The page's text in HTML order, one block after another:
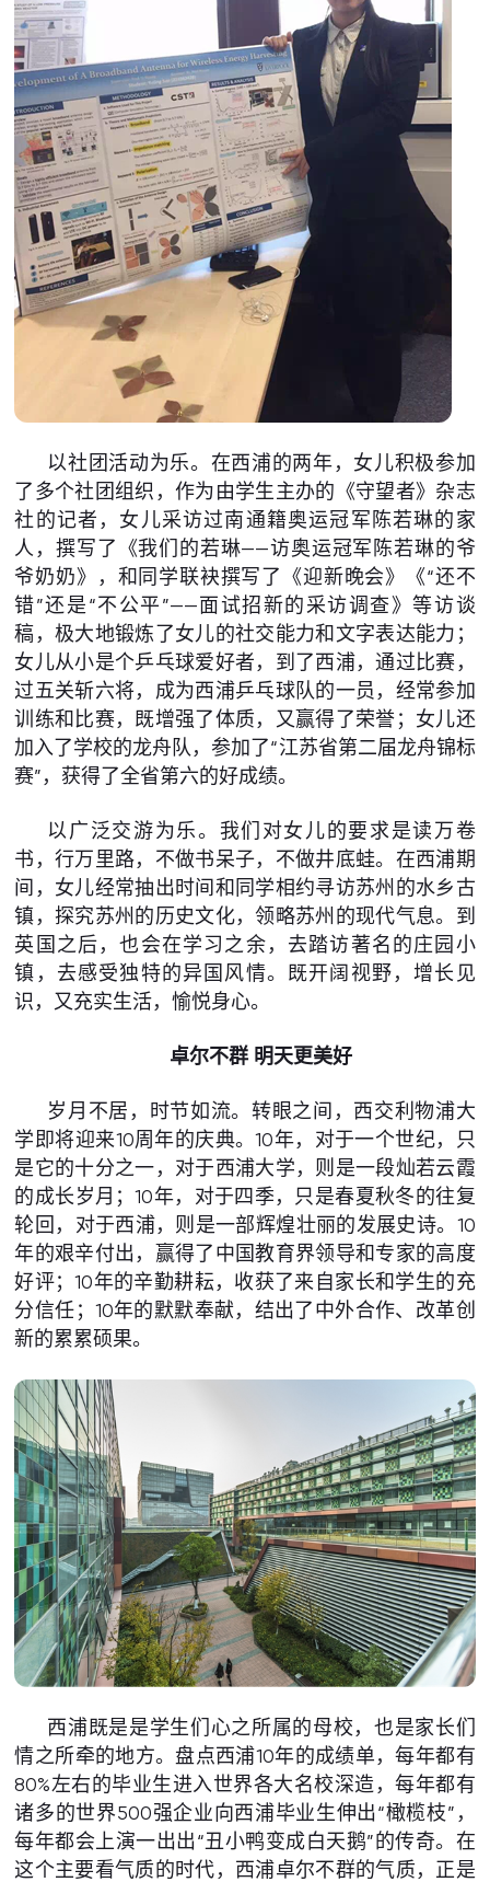
以社团活动为乐。在西浦的两年，女儿积极参加
了多个社团组织，作为由学生主办的《守望者》杂志
社的记者，女儿采访过南通籍奥运冠军陈若琳的家
人，撰写了《我们的若琳——访奥运冠军陈若琳的爷
爷奶奶》，和同学联袂撰写了《迎新晚会》《“还不
错”还是“不公平”——面试招新的采访调查》等访谈
稿，极大地锻炼了女儿的社交能力和文字表达能力；
女儿从小是个乒乓球爱好者，到了西浦，通过比赛，
过五关斩六将，成为西浦乒乓球队的一员，经常参加
训练和比赛，既增强了体质，又赢得了荣誉；女儿还
加入了学校的龙舟队，参加了“江苏省第二届龙舟锦标
赛”，获得了全省第六的好成绩。
以广泛交游为乐。我们对女儿的要求是读万卷
书，行万里路，不做书呆子，不做井底蛙。在西浦期
间，女儿经常抽出时间和同学相约寻访苏州的水乡古
镇，探究苏州的历史文化，领略苏州的现代气息。到
英国之后，也会在学习之余，去踏访著名的庄园小
镇，去感受独特的异国风情。既开阔视野，增长见
识，又充实生活，愉悦身心。
卓尔不群 明天更美好
岁月不居，时节如流。转眼之间，西交利物浦大
学即将迎来10周年的庆典。10年，对于一个世纪，只
是它的十分之一，对于西浦大学，则是一段灿若云霞
的成长岁月；10年，对于四季，只是春夏秋冬的往复
轮回，对于西浦，则是一部辉煌壮丽的发展史诗。10
年的艰辛付出，赢得了中国教育界领导和专家的高度
好评；10年的辛勤耕耘，收获了来自家长和学生的充
分信任；10年的默默奉献，结出了中外合作、改革创
新的累累硕果。
西浦既是是学生们心之所属的母校，也是家长们
情之所牵的地方。盘点西浦10年的成绩单，每年都有
80%左右的毕业生进入世界各大名校深造，每年都有
诸多的世界500强企业向西浦毕业生伸出“橄榄枝”，
每年都会上演一出出“丑小鸭变成白天鹅”的传奇。在
这个主要看气质的时代，西浦卓尔不群的气质，正是